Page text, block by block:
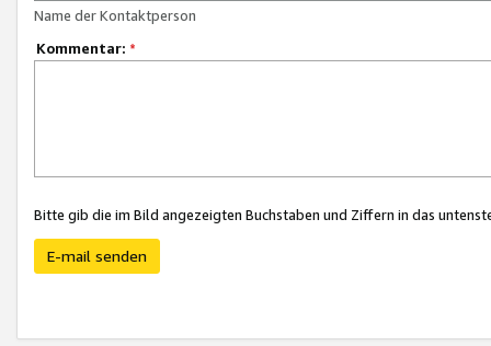
Name der Kontaktperson
Kommentar: *
Bitte gib die im Bild angezeigten Buchstaben und Ziffern in das
E-mail senden